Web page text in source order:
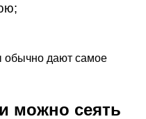
обычно дают самое
можно сеять